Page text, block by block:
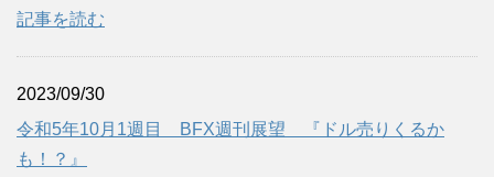
記事を読む
2023/09/30
令和5年10月1週目 BFX週刊展望 『ドル売りくるか
も！？』